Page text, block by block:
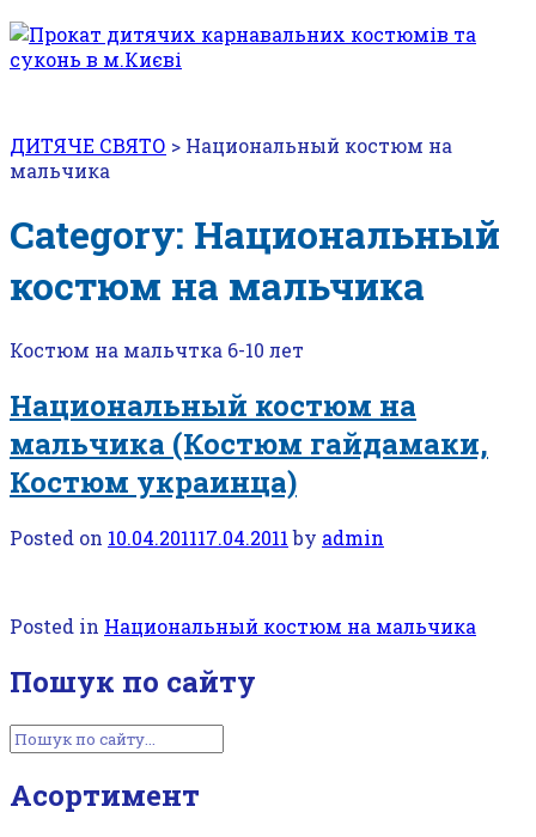
ДИТЯЧЕ СВЯТО > Национальный костюм на
мальчика
Category: Национальный
костюм на мальчика
Костюм на мальчтка 6-10 лет
Национальный костюм на
мальчика (Костюм гайдамаки,
Костюм украинца)
Posted on 10.04.201117.04.2011 by admin
Posted in Национальный костюм на мальчика
Пошук по сайту
Асортимент